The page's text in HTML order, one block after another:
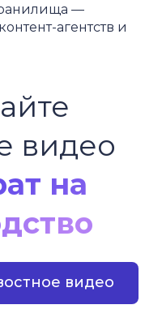
—
агентств и
видео
на
видео